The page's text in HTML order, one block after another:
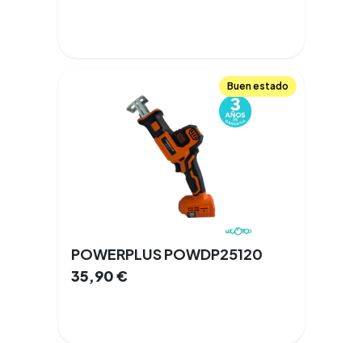
Buen estado
POWERPLUS POWDP25120
35,90€